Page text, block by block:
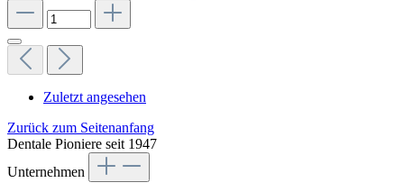
Zuletzt angesehen
Zurück zum Seitenanfang
Dentale Pioniere seit 1947
Unternehmen